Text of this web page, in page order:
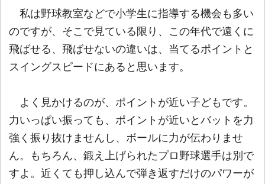
私は野球教室などで小学生に指導する機会も多い
のですが、そこで見ている限り、この年代で遠くに
飛ばせる、飛ばせないの違いは、当てるポイントと
スイングスピードにあると思います。
よく見かけるのが、ポイントが近い子どもです。
力いっぱい振っても、ポイントが近いとバットを力
強く振り抜けませんし、ボールに力が伝わりませ
ん。もちろん、鍛え上げられたプロ野球選手は別で
すよ。近くても押し込んで弾き返すだけのパワーが